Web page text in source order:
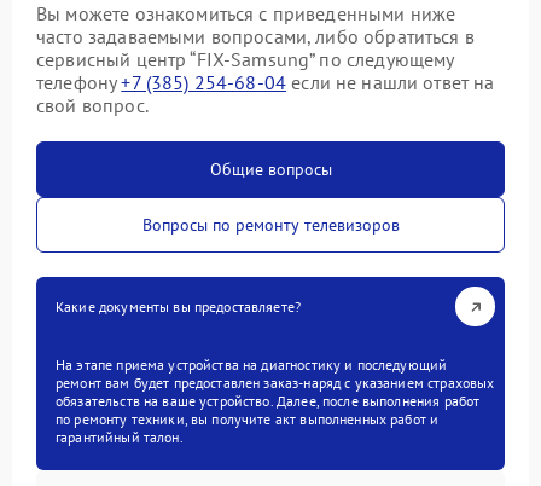
Вы можете ознакомиться с приведенными ниже
часто задаваемыми вопросами, либо обратиться в
сервисный центр “FIX-Samsung” по следующему
телефону+7 (385) 254-68-04 если не нашли ответ на
свой вопрос.
Общие вопросы
Вопросы по ремонту телевизоров
Какие документы вы предоставляете?
На этапе приема устройства на диагностику и последующий
ремонт вам будет предоставлен заказ-наряд с указанием страховых
обязательств на ваше устройство. Далее, после выполнения работ
по ремонту техники, вы получите акт выполненных работ и
гарантийный талон.